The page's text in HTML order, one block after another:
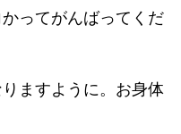
ってがんばってくだ
ますように。お身体